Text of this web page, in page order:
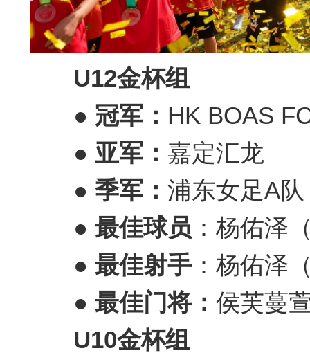
U12金杯组
● 冠军： HK BOAS
● 亚军： 嘉定汇龙
● 季军： 浦东女足A队
● 最佳球员 ：杨佑泽
● 最佳射手 ：杨佑泽
● 最佳门将： 侯芙蔓
U10金杯组